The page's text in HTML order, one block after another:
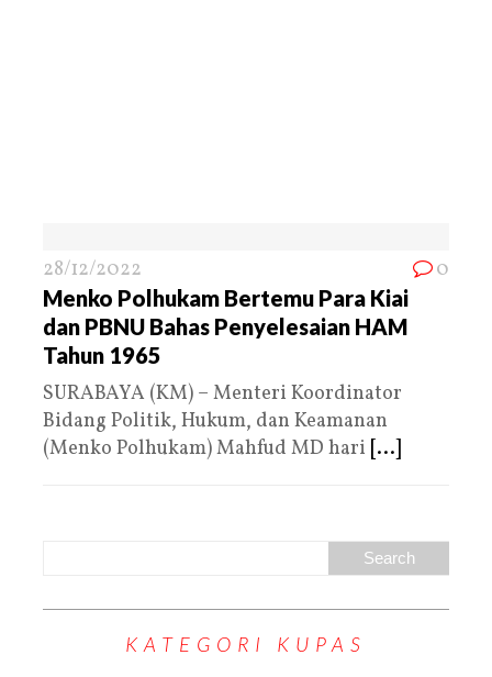
28/12/2022 0
Menko Polhukam Bertemu Para Kiai
dan PBNU Bahas Penyelesaian HAM
Tahun 1965
SURABAYA (KM) – Menteri Koordinator
Bidang Politik, Hukum, dan Keamanan
(Menko Polhukam) Mahfud MD hari [...]
KATEGORI KUPAS